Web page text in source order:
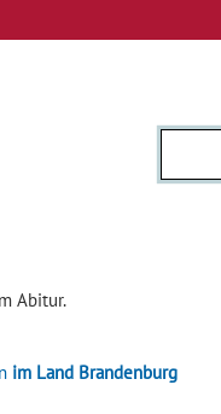
Abitur.
im Land Brandenburg